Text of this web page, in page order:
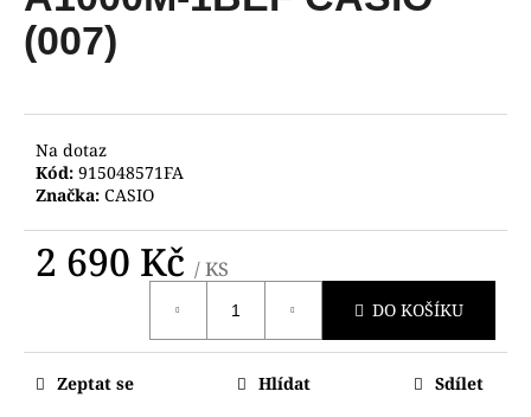
0,0
z
5
(007)
Na dotaz
Kód: 915048571FA
Značka: CASIO
2 690 Kč / KS
DO KOŠÍKU
Zeptat se Hlídat Sdílet
a
j
t
?
HLEDAT
D